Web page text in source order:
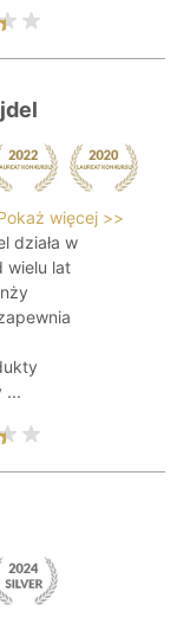
więcej >>
działa w
wielu lat
...